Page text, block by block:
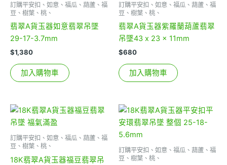
訂購平安扣、如意、福瓜、葫蘆、福
豆、樹葉、桃、
翡翠A貨玉器如意翡翠吊墜
29-17-3.7mm
$1,380
加入購物車
訂購平安扣、如意、福瓜、葫蘆、福
豆、樹葉、桃、
翡翠A貨玉器紫羅蘭葫蘆翡翠
吊墜43 x 23 x 11mm
$680
加入購物車
訂購平安扣、如意、福瓜、葫蘆、福
豆、樹葉、桃、
18K翡翠A貨玉器福豆翡翠吊
訂購平安扣、如意、福瓜、葫蘆、福
豆、樹葉、桃、